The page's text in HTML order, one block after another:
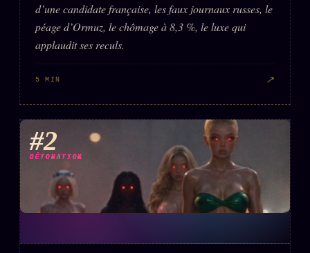
d’une candidate française, les faux journaux russes, le
péage d’Ormuz, le chômage à 8,3 %, le luxe qui
applaudit ses reculs.
5 MIN ↗
#2
DÉTONATION